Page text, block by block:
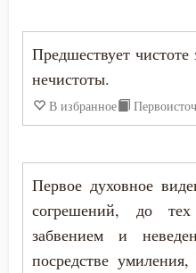
Предшествует
нечистоты.
В избранное
Первое духовное
согрешений, до
забвением и
посредстве